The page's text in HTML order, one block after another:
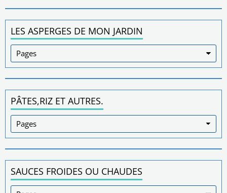
LES ASPERGES DE MON JARDIN
PÂTES,RIZ ET AUTRES.
SAUCES FROIDES OU CHAUDES